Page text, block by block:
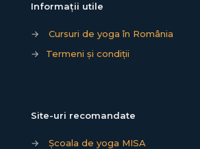
Informații utile
→
Cursuri de yoga în România
→
Termeni și condiții
Site-uri recomandate
→
Școala de yoga MISA